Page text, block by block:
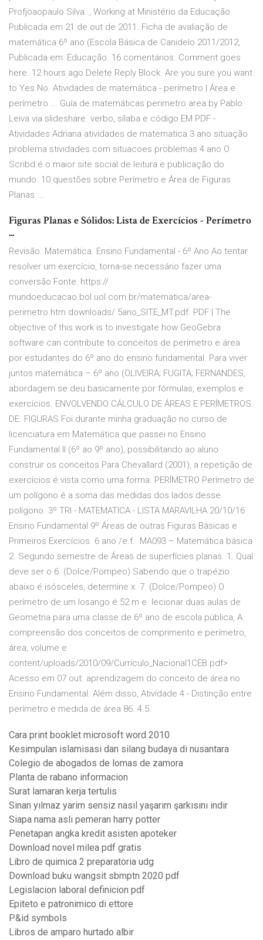
Profjoaopaulo Silva. , Working at Ministério da Educação.
Publicada em 21 de out de 2011. Ficha de avaliação de
matemática 6º ano (Escola Básica de Canidelo 2011/2012,
Publicada em: Educação. 16 comentários. Comment goes
here. 12 hours ago Delete Reply Block. Are you sure you want
to Yes No. Atividades de matemática - perímetro | Área e
perímetro ... Guía de matemáticas perimetro area by Pablo
Leiva via slideshare. verbo, sílaba e código EM PDF -
Atividades Adriana atividades de matematica 3 ano situação
problema stividades com situacoes problemas 4 ano O
Scribd é o maior site social de leitura e publicação do
mundo. 10 questões sobre Perímetro e Área de Figuras
Planas ...
Figuras Planas e Sólidos: Lista de Exercícios - Perímetro
...
Revisão. Matemática. Ensino Fundamental - 6º Ano Ao tentar
resolver um exercício, torna-se necessário fazer uma
conversão Fonte: https://
mundoeducacao.bol.uol.com.br/matematica/area-
perimetro.htm downloads/ 5ano_SITE_MT.pdf. PDF | The
objective of this work is to investigate how GeoGebra
software can contribute to conceitos de perímetro e área
por estudantes do 6º ano do ensino fundamental. Para viver
juntos matemática – 6º ano (OLIVEIRA; FUGITA; FERNANDES,
abordagem se deu basicamente por fórmulas, exemplos e
exercícios. ENVOLVENDO CÁLCULO DE ÁREAS E PERÍMETROS
DE. FIGURAS Foi durante minha graduação no curso de
licenciatura em Matemática que passei no Ensino
Fundamental II (6º ao 9º ano), possibilitando ao aluno
construir os conceitos Para Chevallard (2001), a repetição de
exercícios é vista como uma forma. PERÍMETRO Perímetro de
um polígono é a soma das medidas dos lados desse
polígono. 3º TRI - MATEMATICA - LISTA MARAVILHA 20/10/16
Ensino Fundamental 9º Áreas de outras Figuras Básicas e
Primeiros Exercícios. 6 ano /e.f.. MA093 – Matemática básica
2. Segundo semestre de Áreas de superfícies planas. 1. Qual
deve ser o 6. (Dolce/Pompeo) Sabendo que o trapézio
abaixo é isósceles, determine x. 7. (Dolce/Pompeo) O
perímetro de um losango é 52 m e lecionar duas aulas de
Geometria para uma classe de 6º ano de escola pública, A
compreensão dos conceitos de comprimento e perímetro,
área, volume e
content/uploads/2010/09/Curriculo_Nacional1CEB.pdf>
Acesso em 07 out. aprendizagem do conceito de área no
Ensino Fundamental. Além disso, Atividade 4 - Distinção entre
perímetro e medida de área 86. 4.5.
Cara print booklet microsoft word 2010
Kesimpulan islamisasi dan silang budaya di nusantara
Colegio de abogados de lomas de zamora
Planta de rabano informacion
Surat lamaran kerja tertulis
Sinan yılmaz yarim sensiz nasıl yaşarım şarkısını indir
Siapa nama asli pemeran harry potter
Penetapan angka kredit asisten apoteker
Download novel milea pdf gratis
Libro de quimica 2 preparatoria udg
Download buku wangsit sbmptn 2020 pdf
Legislacion laboral definicion pdf
Epiteto e patronimico di ettore
P&id symbols
Libros de amparo hurtado albir